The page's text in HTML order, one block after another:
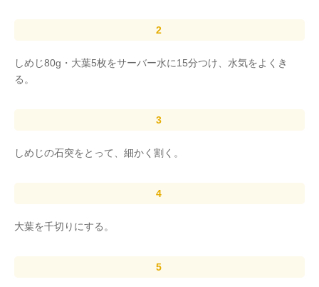
しめじ80g・大葉5枚をサーバー水に15分つけ、水気をよくき
る。
しめじの石突をとって、細かく割く。
大葉を千切りにする。